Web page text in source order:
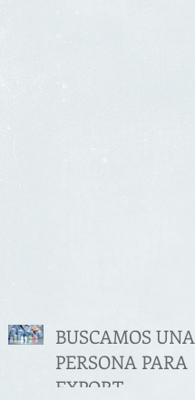
BUSCAMOS UNA
PERSONA PARA
EXPORT